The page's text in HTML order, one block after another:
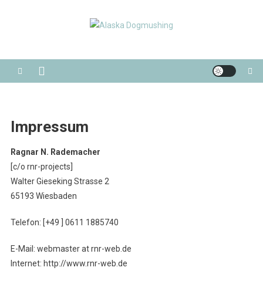
Impressum
Ragnar N. Rademacher
[c/o rnr-projects]
Walter Gieseking Strasse 2
65193 Wiesbaden
Telefon: [+49 ] 0611 1885740
E-Mail: webmaster at rnr-web.de
Internet: http://www.rnr-web.de